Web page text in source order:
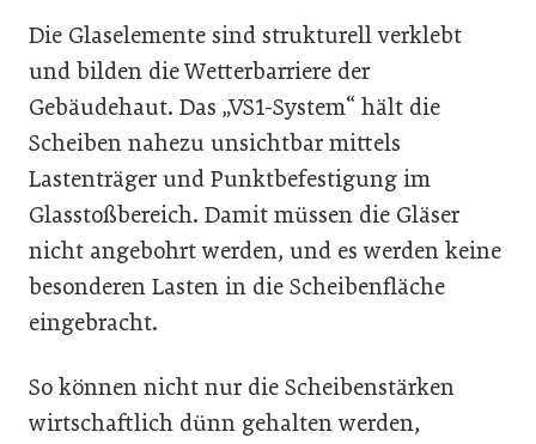
Die Glaselemente sind strukturell verklebt
und bilden die Wetterbarriere der
Gebäudehaut. Das „VS1-System“ hält die
Scheiben nahezu unsichtbar mittels
Lastenträger und Punktbefestigung im
Glasstoßbereich. Damit müssen die Gläser
nicht angebohrt werden, und es werden keine
besonderen Lasten in die Scheibenfläche
eingebracht.
So können nicht nur die Scheibenstärken
wirtschaftlich dünn gehalten werden,